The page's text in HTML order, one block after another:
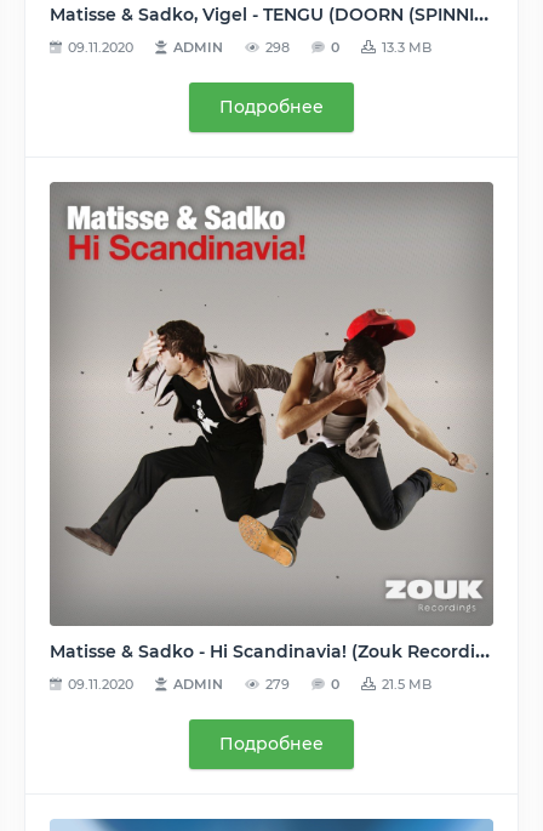
Matisse & Sadko, Vigel - TENGU (DOORN (SPINNIN') [DOORN221]) - 2015, MP3, 320 kbps
09.11.2020 ADMIN 298 0 13.3 MB
Подробнее
Matisse & Sadko - Hi Scandinavia! (Zouk Recordings [ZOUK045]) WEB - 2011, MP3 (tracks), 320 kbps
09.11.2020 ADMIN 279 0 21.5 MB
Подробнее